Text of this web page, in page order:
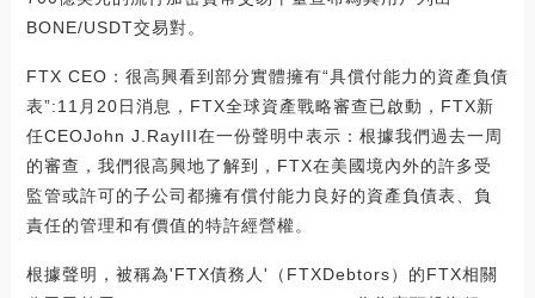
BONE/USDT交易對。
FTX CEO：很高興看到部分實體擁有“具償付能力的資產負債
表”:11月20日消息，FTX全球資產戰略審查已啟動，FTX新
任CEOJohn J.RayIII在一份聲明中表示：根據我們過去一周
的審查，我們很高興地了解到，FTX在美國境內外的許多受
監管或許可的子公司都擁有償付能力良好的資產負債表、負
責任的管理和有價值的特許經營權。
根據聲明，被稱為'FTX債務人'（FTXDebtors）的FTX相關